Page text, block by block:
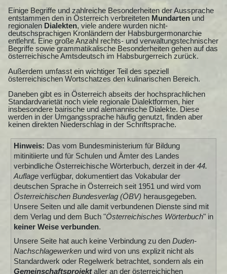
Einige Begriffe und zahlreiche Besonderheiten der Aussprache
entstammen den in Österreich verbreiteten Mundarten und
regionalen Dialekten, viele andere wurden nicht-
deutschsprachigen Kronländern der Habsburgermonarchie
entlehnt. Eine große Anzahl rechts- und verwaltungstechnischer
Begriffe sowie grammatikalische Besonderheiten gehen auf das
österreichische Amtsdeutsch im Habsburgerreich zurück.
Außerdem umfasst ein wichtiger Teil des speziell
österreichischen Wortschatzes den kulinarischen Bereich.
Daneben gibt es in Österreich abseits der hochsprachlichen
Standardvarietät noch viele regionale Dialektformen, hier
insbesondere bairische und alemannische Dialekte. Diese
werden in der Umgangssprache häufig genutzt, finden aber
keinen direkten Niederschlag in der Schriftsprache.
Hinweis: Das vom Bundesministerium für Bildung
mitinitiierte und für Schulen und Ämter des Landes
verbindliche Österreichische Wörterbuch, derzeit in der 44.
Auflageverfügbar, dokumentiert das Vokabular der
deutschen Sprache in Österreich seit 1951 und wird vom
Österreichischen Bundesverlag (ÖBV) herausgegeben.
Unsere Seiten und alle damit verbundenen Dienste sind mit
dem Verlag und dem Buch "Österreichisches Wörterbuch" in
keiner Weise verbunden.
Unsere Seite hat auch keine Verbindung zu den Duden-
Nachschlagewerkenund wird von uns explizit nicht als
Standardwerk oder Regelwerk betrachtet, sondern als ein
Gemeinschaftsprojektaller an der österreichichen